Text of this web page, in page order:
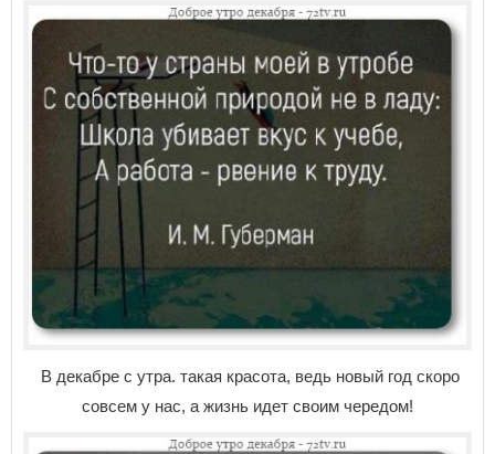
В декабре с утра. такая красота, ведь новый год скоро
совсем у нас, а жизнь идет своим чередом!